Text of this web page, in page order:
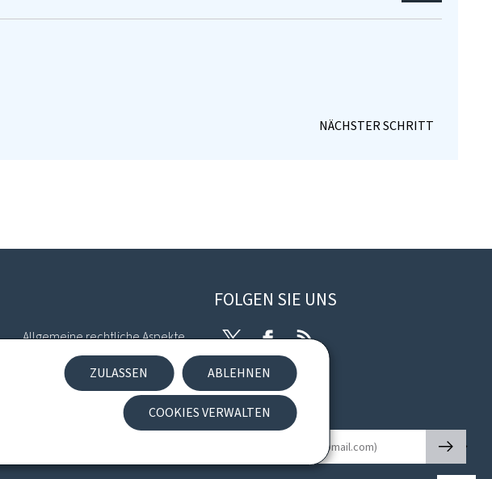
ZULASSEN ABLEHNEN
COOKIES VERWALTEN
Allgemeine rechtliche Aspekte
Barrierefreiheit
Verwaltung der Cookies
FOLGEN SIE UNS
TwitterFacebook
RSS
Newsletter
🡒